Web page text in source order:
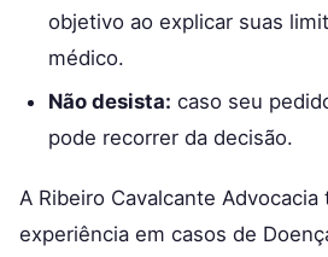
objetivo ao explicar suas
médico.
Não desista: caso seu
pode recorrer da decisão.
A Ribeiro Cavalcante Advocacia
experiência em casos de